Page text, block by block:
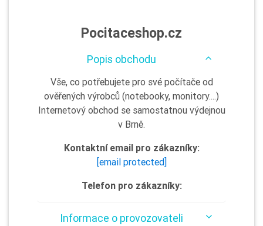
Pocitaceshop.cz
Popis obchodu
Vše, co potřebujete pro své počítače od
ověřených výrobců (notebooky, monitory....)
Internetový obchod se samostatnou výdejnou
v Brně.
Kontaktní email pro zákazníky:
[email protected]
Telefon pro zákazníky:
Informace o provozovateli